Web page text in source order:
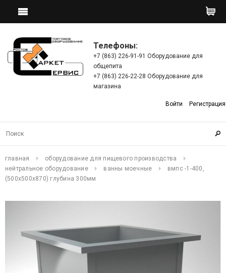
Телефоны:
+7 (863) 226-91-91 Оборудование для
общепита
+7 (863) 226-22-28 Оборудование для
магазина
Войти Регистрация
главная
оборудование для пищевого производства
нейтральное оборудование
ванны моечные
вмпс -1-400,
(500х500х870) глубина 300мм